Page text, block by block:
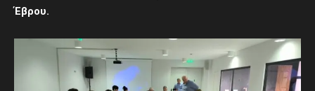
Έβρου.